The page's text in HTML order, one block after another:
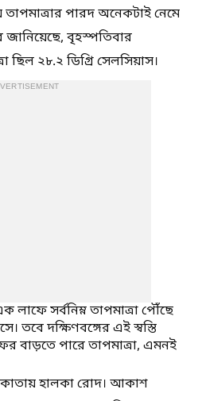
পারদ অনেকটাই নেমে
বৃহস্পতিবার
ছিল ২৮.২ ডিগ্রি সেলসিয়াস।
লাফে সর্বনিম্ন তাপমাত্রা পৌঁছে
তবে দক্ষিণবঙ্গের এই স্বস্তি
বাড়তে পারে তাপমাত্রা, এমনই
হালকা রোদ। আকাশ